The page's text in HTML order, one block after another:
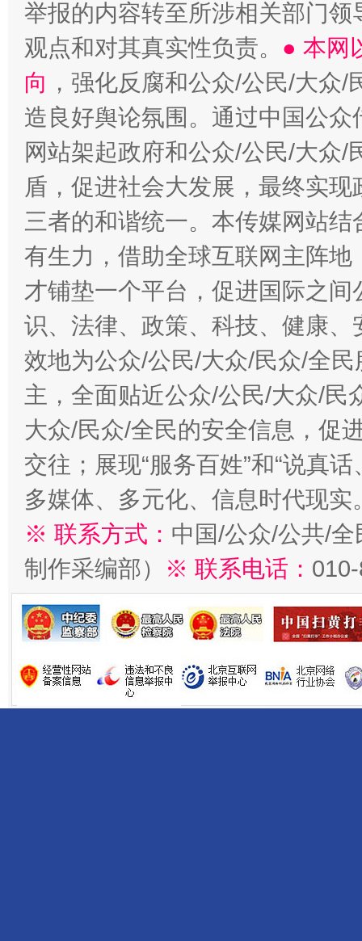
举报的内容转至所涉相关部门
观点和对其真实性负责。 ● 本网
向 ，强化反腐和公众/公民/大众
造良好舆论氛围。通过中国公
网站架起政府和公众/公民/大众
盾，促进社会大发展，最终实
三者的和谐统一。本传媒网站
有生力，借助全球互联网主阵
才铺垫一个平台，促进国际之
识、法律、政策、科技、健康
效地为公众/公民/大众/民众/全
主，全面贴近公众/公民/大众/民
大众/民众/全民的安全信息，促
交往；展现“服务百姓”和“说真
多媒体、多元化、信息时代现实
※ 联系方式： 中国/公众/公共/
制作采编部）
※ 联系电话：